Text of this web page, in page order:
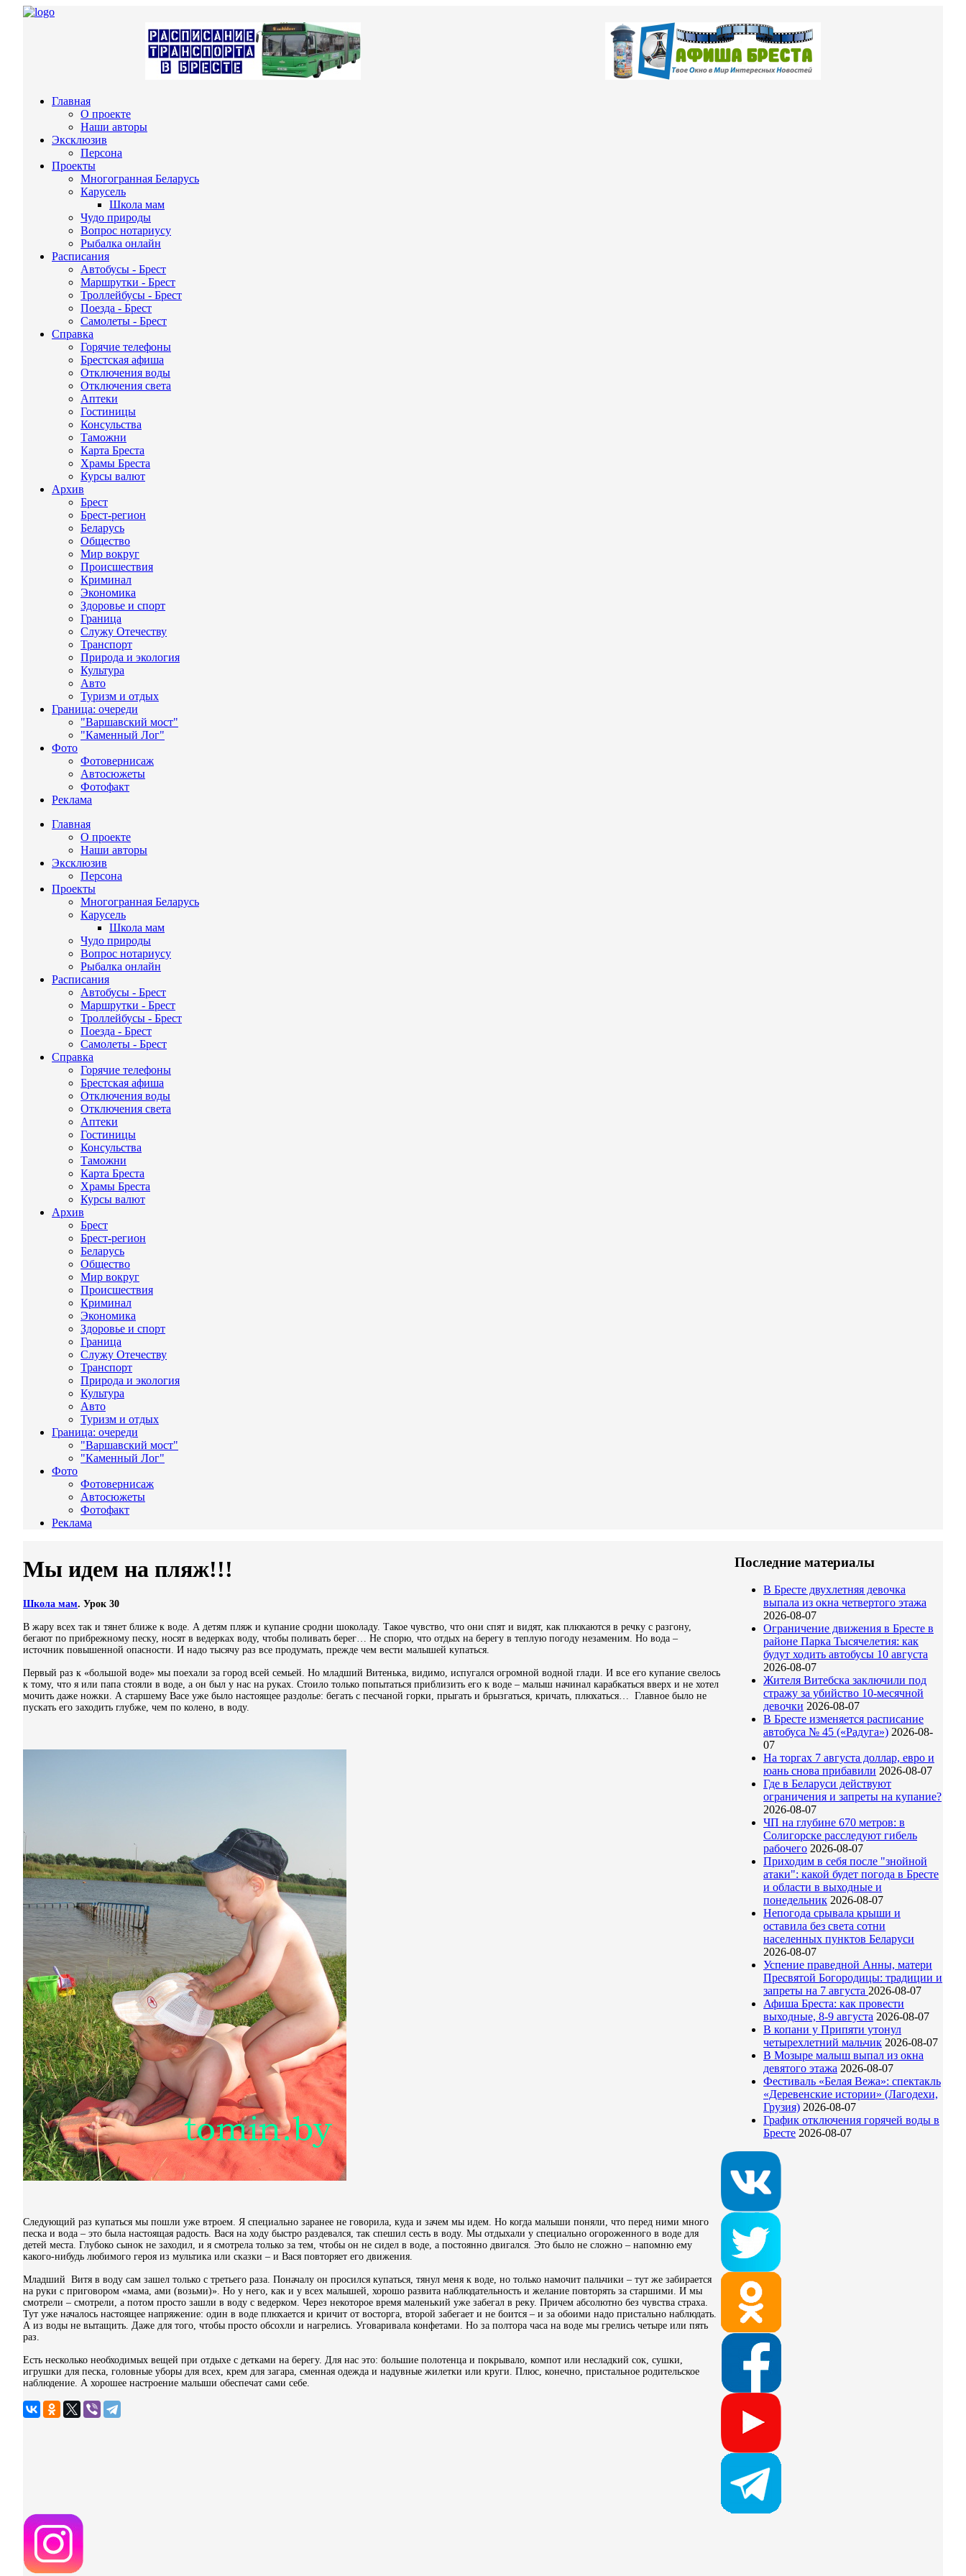
Главная
О проекте
Наши авторы
Эксклюзив
Персона
Проекты
Многогранная Беларусь
Карусель
Школа мам
Чудо природы
Вопрос нотариусу
Рыбалка онлайн
Расписания
Автобусы - Брест
Маршрутки - Брест
Троллейбусы - Брест
Поезда - Брест
Самолеты - Брест
Справка
Горячие телефоны
Брестская афиша
Отключения воды
Отключения света
Аптеки
Гостиницы
Консульства
Таможни
Карта Бреста
Храмы Бреста
Курсы валют
Архив
Брест
Брест-регион
Беларусь
Общество
Мир вокруг
Происшествия
Криминал
Экономика
Здоровье и спорт
Граница
Служу Отечеству
Транспорт
Природа и экология
Культура
Авто
Туризм и отдых
Граница: очереди
"Варшавский мост"
"Каменный Лог"
Фото
Фотовернисаж
Автосюжеты
Фотофакт
Реклама
Главная
О проекте
Наши авторы
Эксклюзив
Персона
Проекты
Многогранная Беларусь
Карусель
Школа мам
Чудо природы
Вопрос нотариусу
Рыбалка онлайн
Расписания
Автобусы - Брест
Маршрутки - Брест
Троллейбусы - Брест
Поезда - Брест
Самолеты - Брест
Справка
Горячие телефоны
Брестская афиша
Отключения воды
Отключения света
Аптеки
Гостиницы
Консульства
Таможни
Карта Бреста
Храмы Бреста
Курсы валют
Архив
Брест
Брест-регион
Беларусь
Общество
Мир вокруг
Происшествия
Криминал
Экономика
Здоровье и спорт
Граница
Служу Отечеству
Транспорт
Природа и экология
Культура
Авто
Туризм и отдых
Граница: очереди
"Варшавский мост"
"Каменный Лог"
Фото
Фотовернисаж
Автосюжеты
Фотофакт
Реклама
Мы идем на пляж!!!
Школа мам. Урок 30
В жару всех так и тянет ближе к воде. А детям пляж и купание сродни шоколаду. Такое чувство, что они спят и видят, как плюхаются в речку с разгону,
бегают по прибрежному песку, носят в ведерках воду, чтобы поливать берег… Не спорю, что отдых на берегу в теплую погоду незаменим. Но вода –
источник повышенной опасности. И надо тысячу раз все продумать, прежде чем вести малышей купаться.
Первый раз к «большой воде» мы поехали за город всей семьей. Но младший Витенька, видимо, испугался огромной водной глади. И все его купание свелось
к тому, что я или папа стояли в воде, а он был у нас на руках. Стоило только попытаться приблизить его к воде – малыш начинал карабкаться вверх и не хотел
мочить даже ножки. А старшему Васе уже было настоящее раздолье: бегать с песчаной горки, прыгать и брызгаться, кричать, плюхаться… Главное было не
пускать его заходить глубже, чем по колено, в воду.
Следующий раз купаться мы пошли уже втроем. Я специально заранее не говорила, куда и зачем мы идем. Но когда малыши поняли, что перед ними много
песка и вода – это была настоящая радость. Вася на ходу быстро раздевался, так спешил сесть в воду. Мы отдыхали у специально огороженного в воде для
детей места. Глубоко сынок не заходил, и я смотрела только за тем, чтобы он не сидел в воде, а постоянно двигался. Это было не сложно – напомню ему
какого-нибудь любимого героя из мультика или сказки – и Вася повторяет его движения.
Младший Витя в воду сам зашел только с третьего раза. Поначалу он просился купаться, тянул меня к воде, но только намочит пальчики – тут же забирается
на руки с приговором «мама, ами (возьми)». Но у него, как и у всех малышей, хорошо развита наблюдательность и желание повторять за старшими. И мы
смотрели – смотрели, а потом просто зашли в воду с ведерком. Через некоторое время маленький уже забегал в реку. Причем абсолютно без чувства страха.
Тут уже началось настоящее напряжение: один в воде плюхается и кричит от восторга, второй забегает и не боится – и за обоими надо пристально наблюдать.
А из воды не вытащить. Даже для того, чтобы просто обсохли и нагрелись. Уговаривала конфетами. Но за полтора часа на воде мы грелись четыре или пять
раз.
Есть несколько необходимых вещей при отдыхе с детками на берегу. Для нас это: большие полотенца и покрывало, компот или несладкий сок, сушки,
игрушки для песка, головные уборы для всех, крем для загара, сменная одежда и надувные жилетки или круги. Плюс, конечно, пристальное родительское
наблюдение. А хорошее настроение малыши обеспечат сами себе.
Последние материалы
В Бресте двухлетняя девочка
выпала из окна четвертого этажа
2026-08-07
Ограничение движения в Бресте в
районе Парка Тысячелетия: как
будут ходить автобусы 10 августа
2026-08-07
Жителя Витебска заключили под
стражу за убийство 10-месячной
девочки 2026-08-07
В Бресте изменяется расписание
автобуса № 45 («Радуга») 2026-08-
07
На торгах 7 августа доллар, евро и
юань снова прибавили 2026-08-07
Где в Беларуси действуют
ограничения и запреты на купание?
2026-08-07
ЧП на глубине 670 метров: в
Солигорске расследуют гибель
рабочего 2026-08-07
Приходим в себя после "знойной
атаки": какой будет погода в Бресте
и области в выходные и
понедельник 2026-08-07
Непогода срывала крыши и
оставила без света сотни
населенных пунктов Беларуси
2026-08-07
Успение праведной Анны, матери
Пресвятой Богородицы: традиции и
запреты на 7 августа 2026-08-07
Афиша Бреста: как провести
выходные, 8-9 августа 2026-08-07
В копани у Припяти утонул
четырехлетний мальчик 2026-08-07
В Мозыре малыш выпал из окна
девятого этажа 2026-08-07
Фестиваль «Белая Вежа»: спектакль
«Деревенские истории» (Лагодехи,
Грузия) 2026-08-07
График отключения горячей воды в
Бресте 2026-08-07